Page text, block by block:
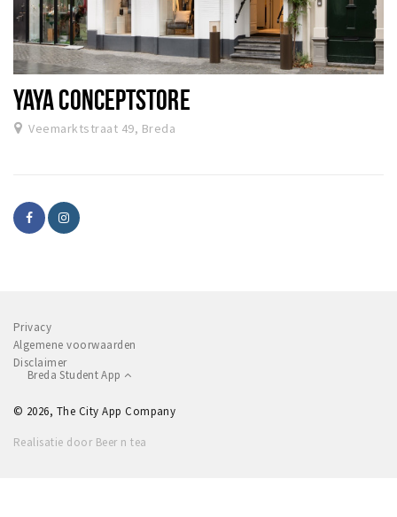
YAYA CONCEPTSTORE
Veemarktstraat 49, Breda
Privacy
Algemene voorwaarden
Disclaimer
Breda Student App
© 2026, The City App Company
Realisatie door Beer n tea